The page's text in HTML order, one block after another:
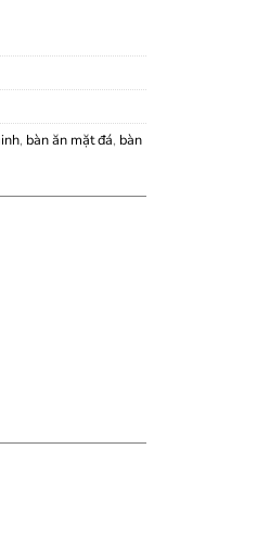
, bàn ăn mặt đá, bàn